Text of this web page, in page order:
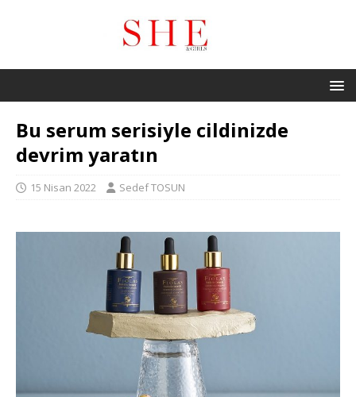
Bu serum serisiyle cildinizde
devrim yaratın
15 Nisan 2022 Sedef TOSUN